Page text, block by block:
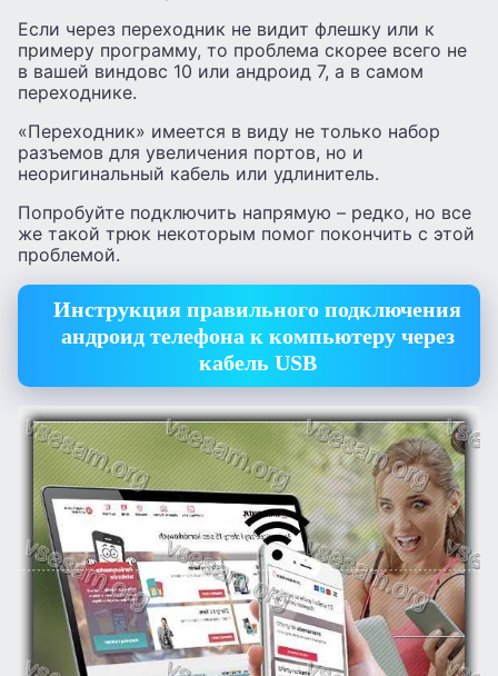
Если через переходник не видит флешку или к
примеру программу, то проблема скорее всего не
в вашей виндовс 10 или андроид 7, а в самом
переходнике.
«Переходник» имеется в виду не только набор
разъемов для увеличения портов, но и
неоригинальный кабель или удлинитель.
Попробуйте подключить напрямую – редко, но все
же такой трюк некоторым помог покончить с этой
проблемой.
Инструкция правильного подключения
андроид телефона к компьютеру через
кабель USB